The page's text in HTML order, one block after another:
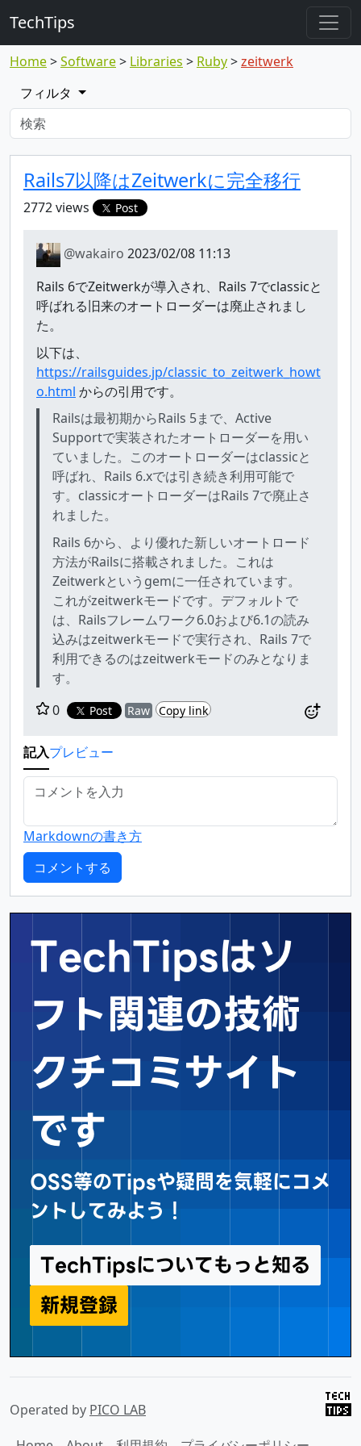
TechTips
Home Software Libraries Ruby
zeitwerk
フィルタ
対象のTopic
Topic
Rails7以降はZeitwerkに完全移行
2772 views Post
@wakairo 2023/02/08 11:13
Rails 6でZeitwerkが導入され、Rails 7でclassicと
呼ばれる旧来のオートローダーは廃止されまし
た。
以下は、
https://railsguides.jp/classic_to_zeitwerk_howt
o.html からの引用です。
Railsは最初期からRails 5まで、Active
Supportで実装されたオートローダーを用い
ていました。このオートローダーはclassicと
呼ばれ、Rails 6.xでは引き続き利用可能で
す。classicオートローダーはRails 7で廃止さ
れました。
Rails 6から、より優れた新しいオートロード
方法がRailsに搭載されました。これは
Zeitwerkというgemに一任されています。
これがzeitwerkモードです。デフォルトで
は、Railsフレームワーク6.0および6.1の読み
込みはzeitwerkモードで実行され、Rails 7で
利用できるのはzeitwerkモードのみとなりま
す。
0
Post Raw Copy link
記入プレビュー
Markdownの書き方
TechTipsはソ
フト関連の技術
クチコミサイト
です
OSS等のTipsや疑問を気軽にコメ
ントしてみよう！
TechTipsについてもっと知る
新規登録
Operated by PICO LAB